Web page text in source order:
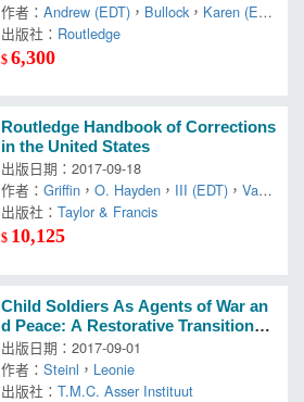
作者：Andrew (EDT) ， Bullock， Karen (ED
T)/ Millie
出版社： Routledge
$6,300
Routledge Handbook of Corrections
in the United States
出版日期：2017-09-18
作者：Griffin ，O. Hayden ， III (EDT) ，Vane
ssa H. (EDT)
出版社：Taylor & Francis
$ 10,125
Child Soldiers As Agents of War an
d Peace: A Restorative Transitional
Justice Approach to Accountability
for Crimes Under Intern
出版日期：2017-09-01
作者：Steinl ， Leonie
出版社：T.M.C. Asser Instituut